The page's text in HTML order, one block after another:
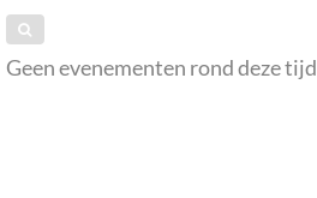
Geen evenementen rond deze tijd